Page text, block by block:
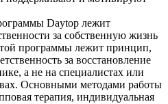
Daytop лежит
за собственную жизнь
программы лежит принцип,
за восстановление
а не на специалистах или
Основными методами работы
терапия, индивидуальная